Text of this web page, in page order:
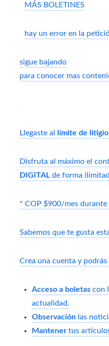
MÁS BOLETINES
hay un error en la
sigue bajando
para conocer mas
Llegaste al límite de litigio
Disfruta al máximo el
DIGITAL de forma
* COP $900/mes durante
Sabemos que te gusta
Crea una cuenta y
Acceso a boletas con
actualidad.
Observación las
Mantener tus